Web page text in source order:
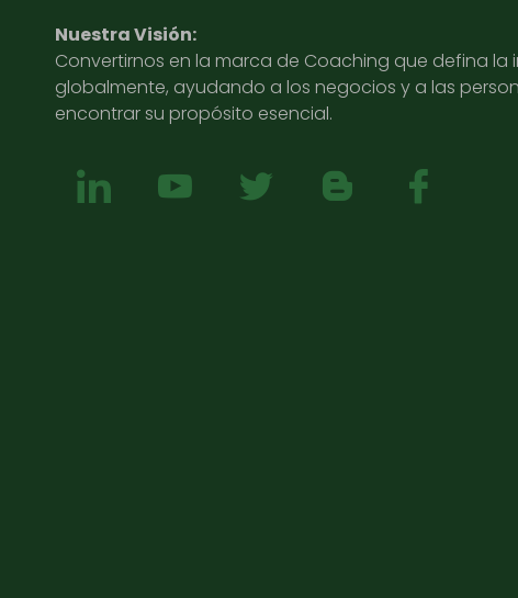
Nuestra Visión:
Convertirnos en la marca de Coaching que defina la
globalmente, ayudando a los negocios y a las
encontrar su propósito esencial.